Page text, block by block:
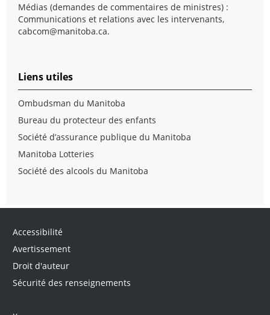
Médias (demandes de commentaires de ministres) :
Communications et relations avec les intervenants,
cabcom@manitoba.ca.
Liens utiles
Ombudsman du Manitoba
Bureau du protecteur des enfants
Société d’assurance publique du Manitoba
Manitoba Lotteries
Société des alcools du Manitoba
Accessibilité
Avertissement
Droit d'auteur
Sécurité des renseignements